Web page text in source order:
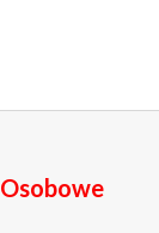
Osobowe